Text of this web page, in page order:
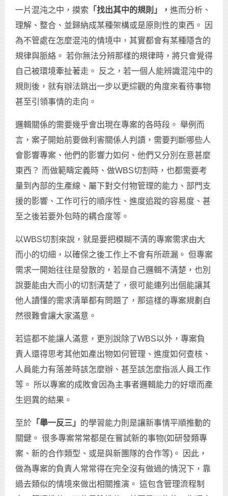
一片混沌之中，摸索 「找出其中的規則」， 進而分析、
理解、整合、並歸納成某種架構或是原則性的東西。 因
為不管處在怎麼混沌的情境中，其實都會有某種隱含的
規律與脈絡。 若你無法分辨那樣的規律時，將只會覺得
自己被環境牽扯著走。 反之，若一個人能辨識混沌中的
規則後，就有辦法跳出一步以更綜觀的角度來看待事物
甚至引領事情的走向。
邏輯關係的需要幾乎會出現在專案的各時段。 舉例而
言，案子開始前要做利害關係人判讀，需要判斷哪些人
會影響專案、他們的影響力如何、他們又分別在意甚麼
東西？ 而做範疇定義時、做WBS切割時，也都需要考
量到內部的生產線、屬下對交付物管理的能力、部門支
援的影響、工作可行的順序性、進度追蹤的容易度、甚
至之後若要外包時的耦合度等。
以WBS切割來說，就是要把模糊不清的專案需求由大
而小的切細，以確保之後工作上不會有所疏漏。 但專案
需求一開始往往是發散的，若是自己邏輯不清楚，也別
說要能由大而小的切割清楚了，很可能連列出個能讓其
他人讀懂的需求清單都有問題了，那這樣的專案規劃自
然很難會讓大家滿意。
若這都不能讓人滿意，更別說除了WBS以外，專案負
責人還得思考其他如產出物如何管理、進度如何查核、
人員能力有落差時該怎麼辦、甚至該怎麼指派人員工作
等。 所以專案的成敗會因為主事者邏輯能力的好壞而產
生迥異的結果。
至於 「舉一反三」 的學習能力則是讓新事情平順推動的
關鍵。 很多專案常常都是在嘗試新的事物(如研發類專
案、新的合作類型、或是與新團隊的合作等)。 因此，
做為專案的負責人常常得在完全沒有做過的情況下，靠
過去類似的情境來做出相關推演。 這包含管理流程制